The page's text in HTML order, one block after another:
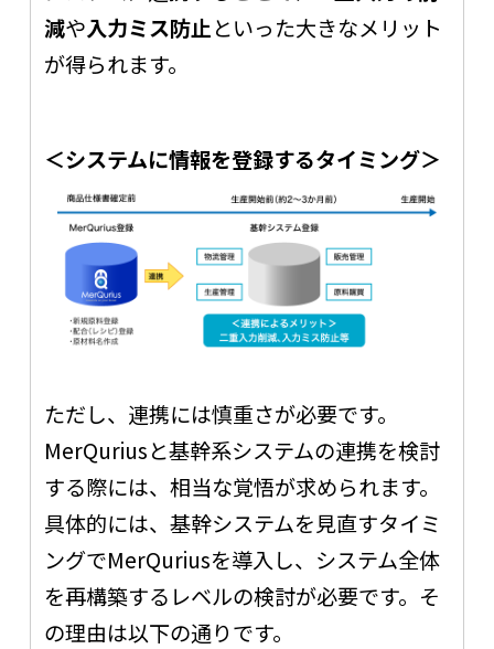
減や入力ミス防止といった大きなメリット
が得られます。
＜システムに情報を登録するタイミング＞
ただし、連携には慎重さが必要です。
MerQuriusと基幹系システムの連携を検討
する際には、相当な覚悟が求められます。
具体的には、基幹システムを見直すタイミ
ングでMerQuriusを導入し、システム全体
を再構築するレベルの検討が必要です。そ
の理由は以下の通りです。